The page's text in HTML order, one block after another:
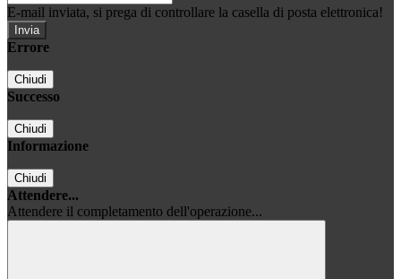
E-mail inviata, si prega di controllare la casella di posta elettronica!
Errore
Chiudi
Successo
Chiudi
Informazione
Chiudi
Attendere...
Attendere il completamento dell'operazione...